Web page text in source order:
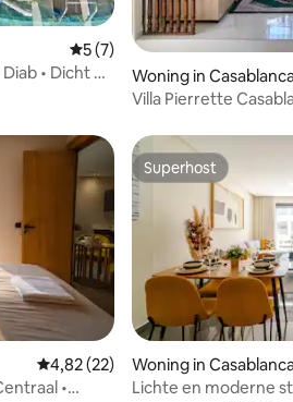
Gemiddelde beoordeling van
5 (7)
• Dicht bij
Woning in
Villa Pierrette
Gemiddelde beoordeling van
4,82 (22)
•
Superhost
Superhost
Woning in
Lichte en moderne